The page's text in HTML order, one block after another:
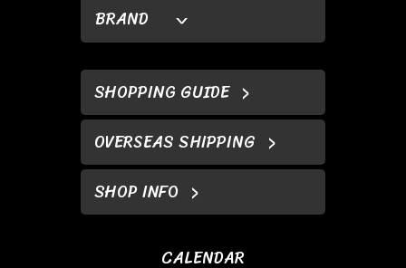
BRAND
SHOPPING GUIDE
OVERSEAS SHIPPING
SHOP INFO
CALENDAR